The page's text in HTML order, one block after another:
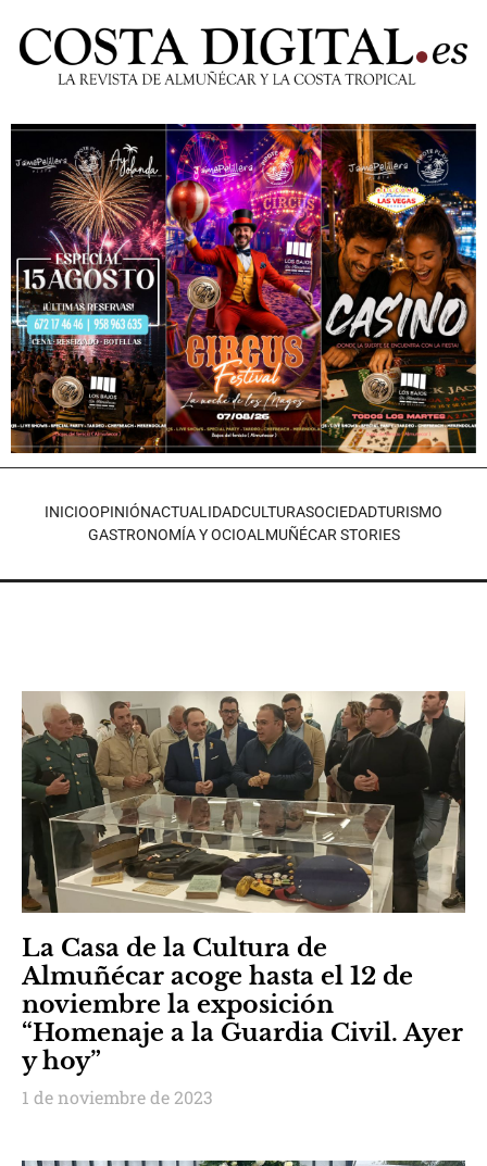
INICIOOPINIÓNACTUALIDADCULTURASOCIEDADTURISMO
GASTRONOMÍA Y OCIOALMUÑÉCAR STORIES
La Casa de la Cultura de
Almuñécar acoge hasta el 12 de
noviembre la exposición
“Homenaje a la Guardia Civil. Ayer
y hoy”
1 de noviembre de 2023